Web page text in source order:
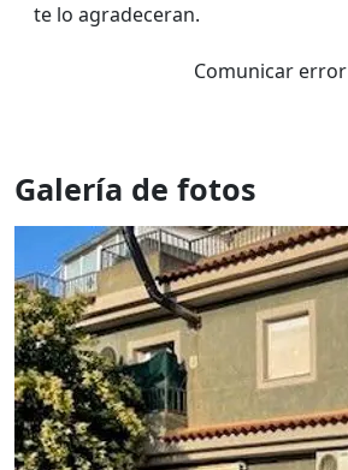
te lo agradeceran.
Comunicar error
Galería de fotos